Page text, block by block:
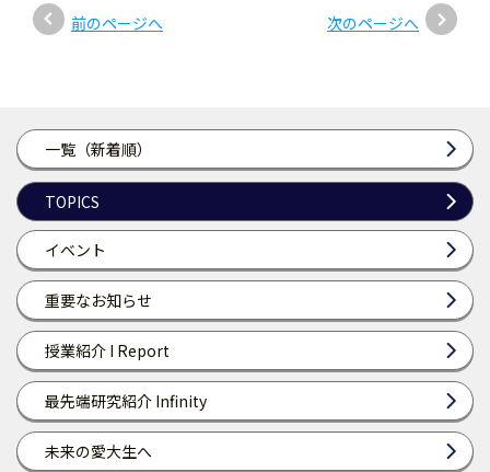
一覧（新着順）
TOPICS
イベント
重要なお知らせ
授業紹介 I Report
最先端研究紹介 Infinity
未来の愛大生へ
前のページへ 次のページへ